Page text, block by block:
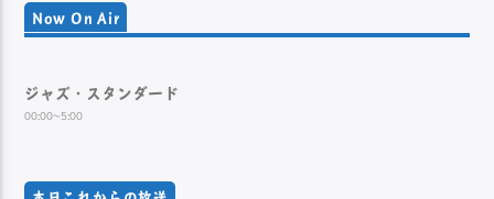
Now On Air
ジャズ・スタンダード
00:00~5:00